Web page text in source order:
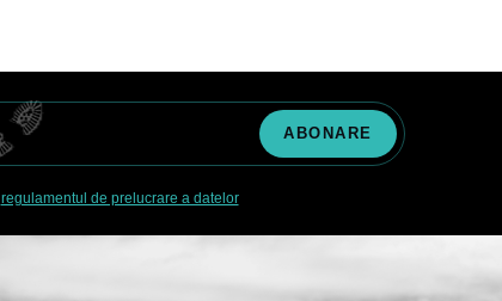
regulamentul de prelucrare a datelor